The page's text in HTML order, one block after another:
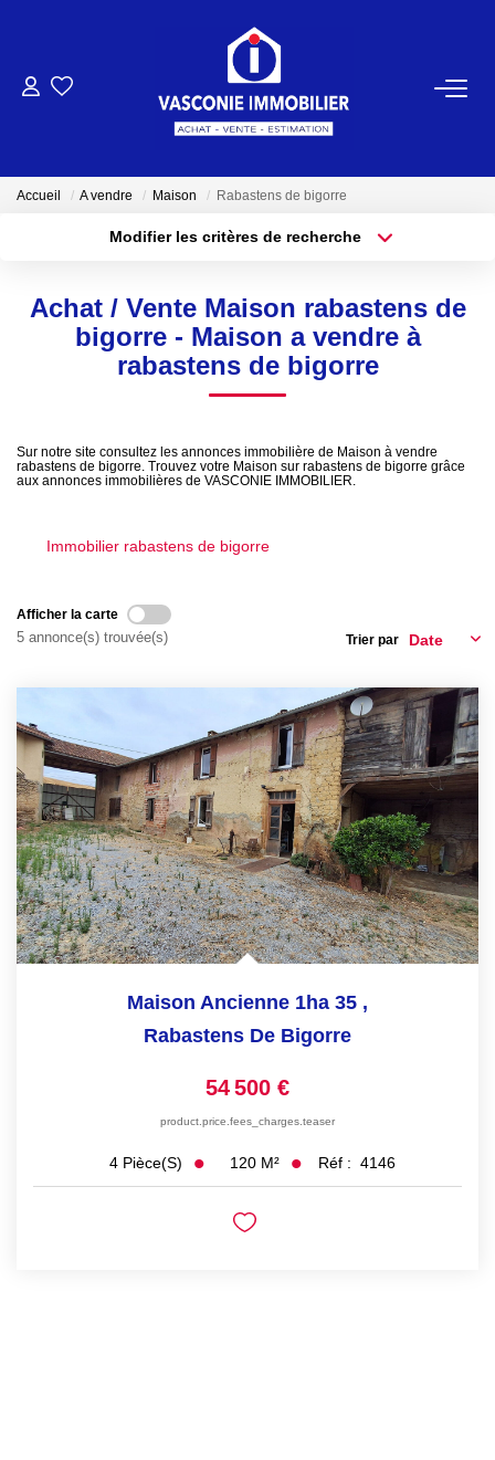
ACHETER
VENDRE
NOTRE AGENCE
Qui Sommes-Nous
Notre Équipe
CONTACT
Accueil A vendre Maison Rabastens de bigorre
Modifier les critères de recherche
Surface min
Plus de critères Créer une alerte
Achat / Vente Maison rabastens de
bigorre - Maison a vendre à
rabastens de bigorre
Sur notre site consultez les annonces immobilière de Maison à vendre
rabastens de bigorre. Trouvez votre Maison sur rabastens de bigorre grâce
aux annonces immobilières de VASCONIE IMMOBILIER.
Immobilier rabastens de bigorre
Afficher la carte
5 annonce(s) trouvée(s) Trier par
Maison Ancienne 1ha 35 ,
Rabastens De Bigorre
54 500 €
product.price.fees_charges.teaser
4 Pièce(s) 120 M² Réf : 4146